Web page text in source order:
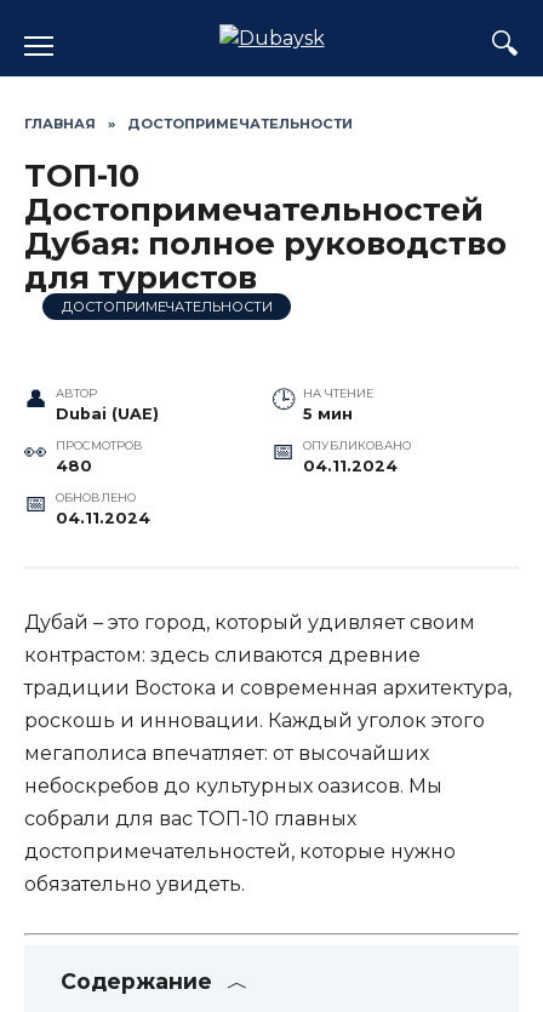
содержанию
ГЛАВНАЯ » ДОСТОПРИМЕЧАТЕЛЬНОСТИ
ТОП-10
Достопримечательностей
Дубая: полное руководство
для туристов
ДОСТОПРИМЕЧАТЕЛЬНОСТИ
АВТОР
Dubai (UAE)
НА ЧТЕНИЕ
5 мин
ПРОСМОТРОВ
480
ОПУБЛИКОВАНО
04.11.2024
ОБНОВЛЕНО
04.11.2024
Дубай – это город, который удивляет своим
контрастом: здесь сливаются древние
традиции Востока и современная архитектура,
роскошь и инновации. Каждый уголок этого
мегаполиса впечатляет: от высочайших
небоскребов до культурных оазисов. Мы
собрали для вас ТОП-10 главных
достопримечательностей, которые нужно
обязательно увидеть.
Содержание